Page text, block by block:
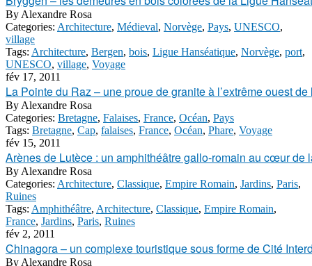
By Alexandre Rosa
Categories: Architecture, Médieval, Norvège, Pays, UNESCO,
village
Tags: Architecture, Bergen, bois, Ligue Hanséatique, Norvège, port,
UNESCO, village, Voyage
fév 17, 2011
La Pointe du Raz – une proue de granite à l’extrême ouest de
By Alexandre Rosa
Categories: Bretagne, Falaises, France, Océan, Pays
Tags: Bretagne, Cap, falaises, France, Océan, Phare, Voyage
fév 15, 2011
Arènes de Lutèce : un amphithéâtre gallo-romain au cœur de
By Alexandre Rosa
Categories: Architecture, Classique, Empire Romain, Jardins, Paris,
Ruines
Tags: Amphithéâtre, Architecture, Classique, Empire Romain,
France, Jardins, Paris, Ruines
fév 2, 2011
Chinagora – un complexe touristique sous forme de Cité
By Alexandre Rosa